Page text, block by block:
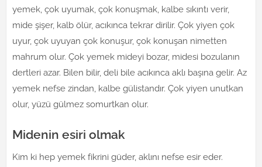
yemek, çok uyumak, çok konuşmak, kalbe sıkıntı verir,
mide şişer, kalb ölür, acıkınca tekrar dirilir. Çok yiyen çok
uyur, çok uyuyan çok konuşur, çok konuşan nimetten
mahrum olur. Çok yemek mideyi bozar, midesi bozulanın
dertleri azar. Bilen bilir, deli bile acıkınca aklı başına gelir. Az
yemek nefse zindan, kalbe gülistandır. Çok yiyen unutkan
olur, yüzü gülmez somurtkan olur.
Midenin esiri olmak
Kim ki hep yemek fikrini güder, aklını nefse esir eder.